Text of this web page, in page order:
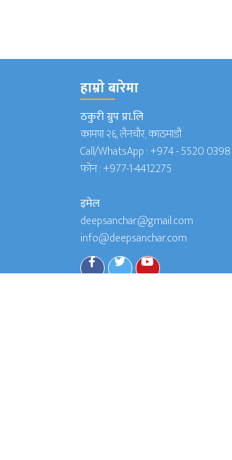
हाम्राे बारेमा
ठकुरी ग्रुप प्रा.लि
कामपा २६, लैनचौर, काठमाडौं
Call/WhatsApp :+974 - 5520 0398
फोन :+977-1-4412275
इमेल
deepsanchar@gmail.com
info@deepsanchar.com